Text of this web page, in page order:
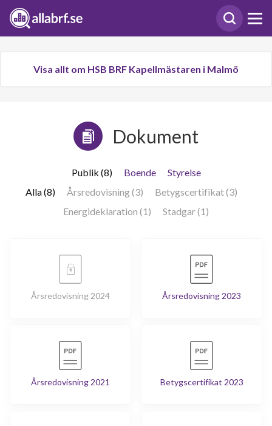
Visa allt om HSB BRF Kapellmästaren i Malmö
Dokument
Publik (8) Boende
Styrelse
Alla (8)
Årsredovisning (3)
Betygscertifikat (3)
Energideklaration (1)
Stadgar (1)
Årsredovisning 2024 Årsredovisning 2023
Årsredovisning 2021 Betygscertifikat 2023